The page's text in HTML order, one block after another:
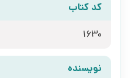
کد کتاب
1630
نویسنده